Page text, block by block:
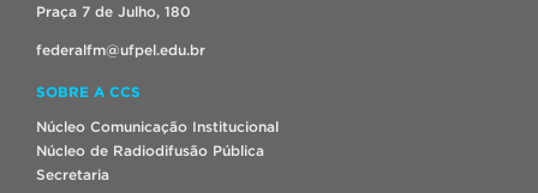
Praça 7 de Julho, 180
federalfm@ufpel.edu.br
SOBRE A CCS
Núcleo Comunicação Institucional
Núcleo de Radiodifusão Pública
Secretaria